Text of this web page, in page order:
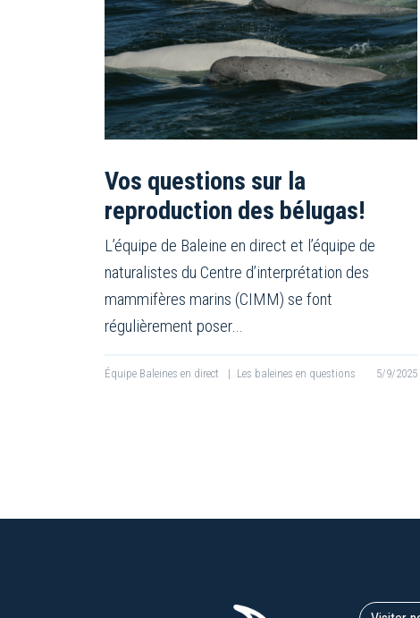
Vos questions sur la
reproduction des bélugas!
L’équipe de Baleine en direct et l’équipe de
naturalistes du Centre d’interprétation des
mammifères marins (CIMM) se font
régulièrement poser…
Équipe Baleines en direct | Les baleines en questions 5/9/2025